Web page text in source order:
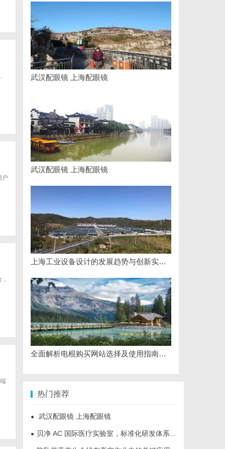
户
武汉配眼镜 上海配眼镜
武汉配眼镜 上海配眼镜
上海工业设备设计的发展趋势与创新实践探索
全面解析电棍购买网站选择及使用指南，保障安全与合法性
热门推荐
● 武汉配眼镜 上海配眼镜
● 贝净 AC 国际医疗实验室，标准化研发体系全解析